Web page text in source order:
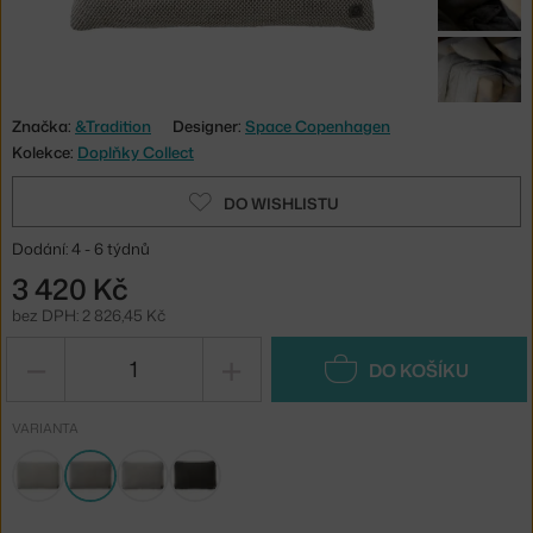
Značka: &Tradition Designer: Space Copenhagen
Kolekce: Doplňky Collect
DO WISHLISTU
Dodání: 4 - 6 týdnů
3 420 Kč
bez DPH: 2 826,45 Kč
DO KOŠÍKU
VARIANTA